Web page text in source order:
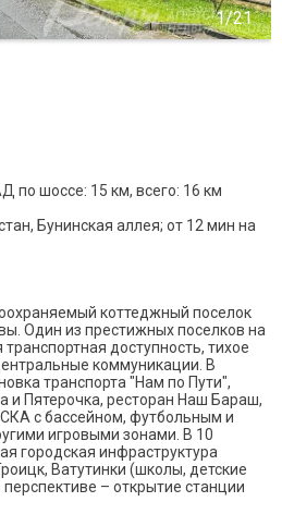
по шоссе: 15 км, всего: 16 км
Бунинская аллея; от 12 мин на
коттеджный поселок
Один из престижных поселков на
доступность, тихое
коммуникации. В
транспорта "Нам по Пути",
и Пятерочка, ресторан Наш Бараш,
с бассейном, футбольным и
игровыми зонами. В 10
городская инфраструктура
Ватутинки (школы, детские
– открытие станции